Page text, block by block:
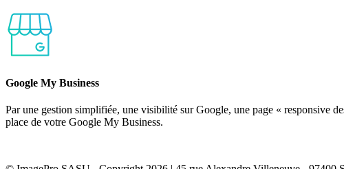
Google My Business
Par une gestion simplifiée, une visibilité sur Google, une page « responsive
place de votre Google My Business.